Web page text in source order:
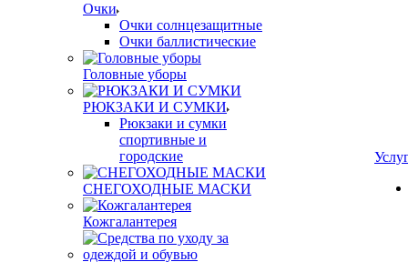
Очки
Очки солнцезащитные
Очки баллистические
Головные уборы
РЮКЗАКИ И СУМКИ
Рюкзаки и сумки
спортивные и
городские
СНЕГОХОДНЫЕ МАСКИ
Кожгалантерея